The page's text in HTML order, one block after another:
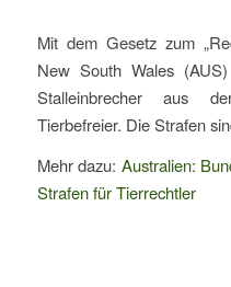
Mit dem Gesetz zum
New South Wales
Stalleinbrecher aus
Tierbefreier. Die Strafen
Mehr dazu: Australien:
Strafen für Tierrechtler